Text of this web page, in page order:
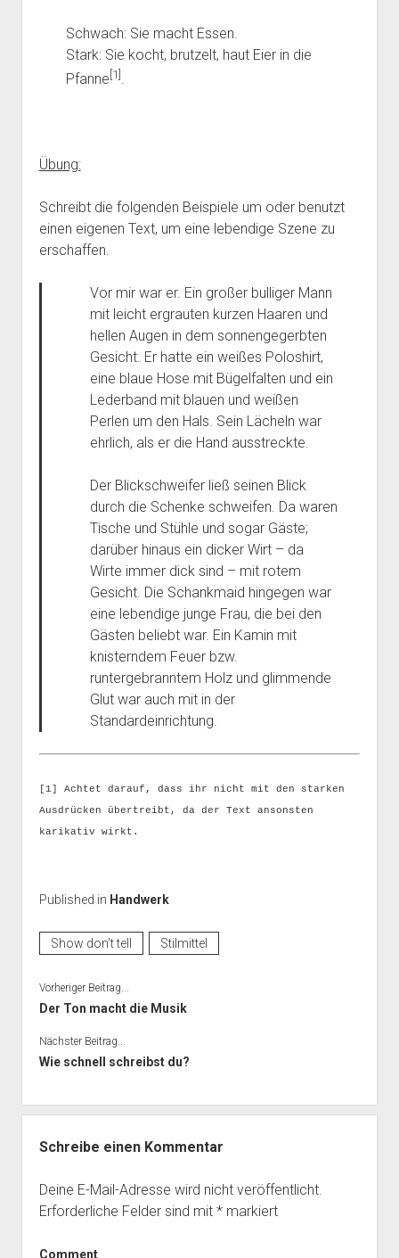
Schwach: Sie macht Essen.
Stark: Sie kocht, brutzelt, haut Eier in die
Pfanne [1] .
Übung:
Schreibt die folgenden Beispiele um oder benutzt
einen eigenen Text, um eine lebendige Szene zu
erschaffen.
Vor mir war er. Ein großer bulliger Mann
mit leicht ergrauten kurzen Haaren und
hellen Augen in dem sonnengegerbten
Gesicht. Er hatte ein weißes Poloshirt,
eine blaue Hose mit Bügelfalten und ein
Lederband mit blauen und weißen
Perlen um den Hals. Sein Lächeln war
ehrlich, als er die Hand ausstreckte.
Der Blickschweifer ließ seinen Blick
durch die Schenke schweifen. Da waren
Tische und Stühle und sogar Gäste;
darüber hinaus ein dicker Wirt – da
Wirte immer dick sind – mit rotem
Gesicht. Die Schankmaid hingegen war
eine lebendige junge Frau, die bei den
Gästen beliebt war. Ein Kamin mit
knisterndem Feuer bzw.
runtergebranntem Holz und glimmende
Glut war auch mit in der
Standardeinrichtung.
[1] Achtet darauf, dass ihr nicht mit den starken
Ausdrücken übertreibt, da der Text ansonsten
karikativ wirkt.
Published in Handwerk
Show don't tell Stilmittel
Vorheriger Beitrag...
Der Ton macht die Musik
Nächster Beitrag...
Wie schnell schreibst du?
Schreibe einen Kommentar
Deine E-Mail-Adresse wird nicht veröffentlicht.
Erforderliche Felder sind mit *markiert
Comment